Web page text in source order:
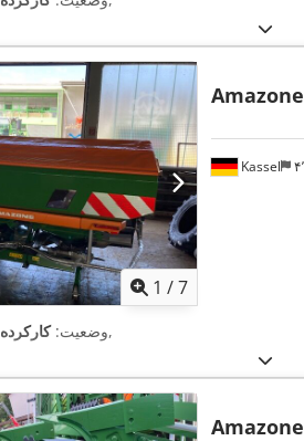
1 /7
Kassel
Amazone
وضعیت:کارکرده ,
Amazone